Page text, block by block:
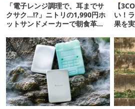
「電子レンジ調理で、耳までサ
クサク…!?」ニトリの1,990円ホ
ットサンドメーカーで朝食革命
【
い！
果を